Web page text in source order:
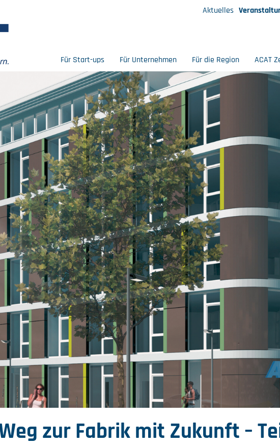
Aktuelles
Für Start-ups Für Unternehmen Für die Region ACAT
zur Fabrik mit Zukunft –